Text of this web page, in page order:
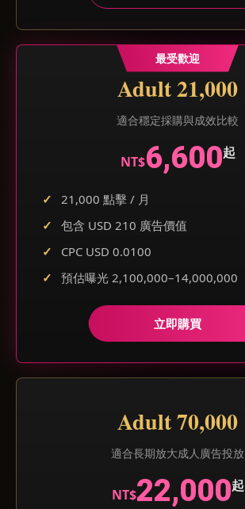
最受歡迎
Adult 21,000
適合穩定採購與成效比較
NT$6,600起
21,000 點擊 / 月
包含 USD 210 廣告價值
CPC USD 0.0100
預估曝光 2,100,000–14,000,000
立即購買
Adult 70,000
適合長期放大成人廣告投放
NT$22,000起